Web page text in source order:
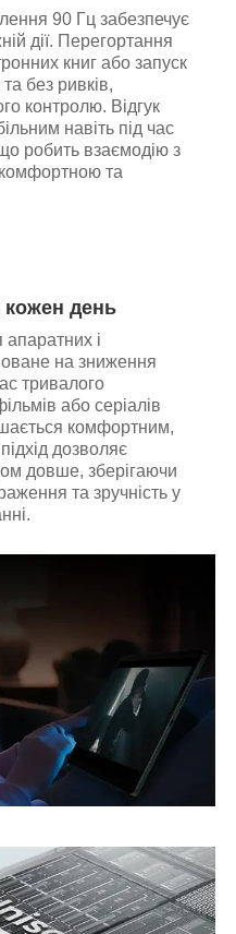
90 Гц забезпечує
дії. Перегортання
книг або запуск
без ривків,
контролю. Відгук
навіть під час
робить взаємодію з
та
день
апаратних і
на зниження
тривалого
або серіалів
комфортним,
дозволяє
довше, зберігаючи
та зручність у